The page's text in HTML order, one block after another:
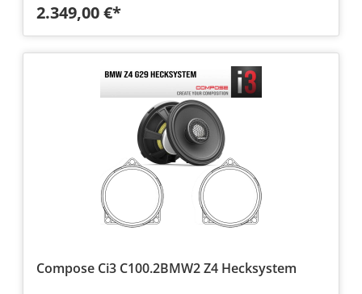
2.349,00 €*
Compose Ci3 C100.2BMW2 Z4 Hecksystem